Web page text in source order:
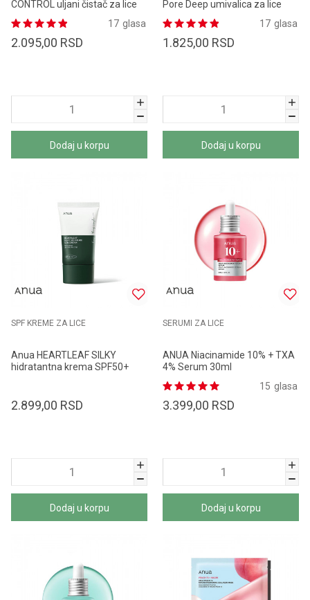
CONTROL uljani čistač za lice
glasa
17
2.095,00 RSD
Dodaj u korpu
Pore Deep umivalica za lice
glasa
17
1.825,00 RSD
Dodaj u korpu
SPF KREME ZA LICE
Anua HEARTLEAF SILKY
hidratantna krema SPF50+
2.899,00 RSD
Dodaj u korpu
SERUMI ZA LICE
ANUA Niacinamide 10% + TXA
4% Serum 30ml
glasa
15
3.399,00 RSD
Dodaj u korpu